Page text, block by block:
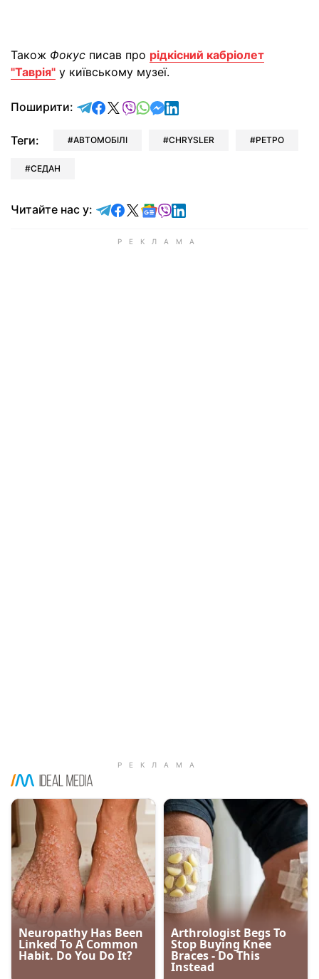
Також Фокус писав про рідкісний кабріолет
"Таврія" у київському музеї.
Поширити: відправити у Telegram
поділитись у Facebook
поділитись у X
відправити у Viber
відправити у Whatsapp
відправити у Messenger
відправити у LinkedIn
Теги: АВТОМОБІЛІ CHRYSLER РЕТРО
СЕДАН
Читайте нас у: Читайте у Telegram
Читайте у Facebook
Читайте у X
Читайте у Google news
Читайте у Viber
Читайте у LinkedIn